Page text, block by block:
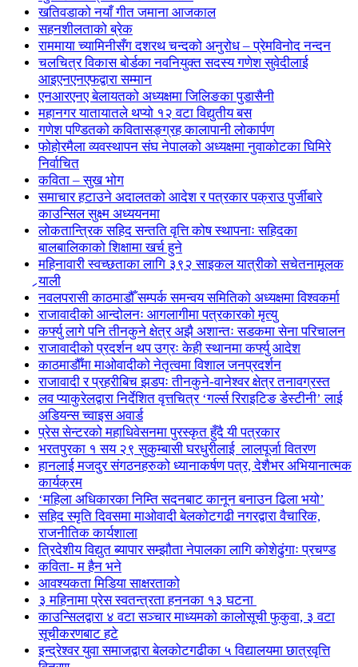
खतिवडाको नयाँ गीत जमाना आजकाल
सहनशीलताको ब्रेक
राममाया च्यामिनीसँग दशरथ चन्दको अनुरोध – प्रेमविनोद नन्दन
चलचित्र विकास बोर्डका नवनियुक्त सदस्य गणेश सुवेदीलाई
आइएनएनएफद्वारा सम्मान
एनआरएनए बेलायतको अध्यक्षमा जिलिङका पुडासैनी
महानगर यातायातले थप्यो १२ वटा विद्युतीय बस
गणेश पण्डितको कवितासङ्ग्रह कालापानी लोकार्पण
फोहोरमैला व्यवस्थापन संघ नेपालको अध्यक्षमा नुवाकोटका घिमिरे
निर्वाचित
कविता – सुख भोग
समाचार हटाउने अदालतको आदेश र पत्रकार पक्राउ पुर्जीबारे
काउन्सिल सुक्ष्म अध्ययनमा
लोकतान्त्रिक सहिद सन्तति वृत्ति कोष स्थापनाः सहिदका
बालबालिकाको शिक्षामा खर्च हुने
महिनावारी स्वच्छताका लागि ३९२ साइकल यात्रीको सचेतनामूलक
र्‍याली
नवलपरासी काठमाडौँ सम्पर्क समन्वय समितिको अध्यक्षमा विश्वकर्मा
राजावादीको आन्दोलनः आगलागीमा पत्रकारको मृत्यु
कर्फ्यु लागे पनि तीनकुने क्षेत्र अझै अशान्तः सडकमा सेना परिचालन
राजावादीको प्रदर्शन थप उग्रः केही स्थानमा कर्फ्यु आदेश
काठमाडौँमा माओवादीको नेतृत्वमा विशाल जनप्रदर्शन
राजावादी र प्रहरीबिच झडपः तीनकुने-वानेश्वर क्षेत्र तनावग्रस्त
लव प्याकुरेलद्वारा निर्देशित वृत्तचित्र ‘गर्ल्स रिराइटिङ डेस्टीनी’ लाई
अडियन्स च्वाइस अवार्ड
प्रेस सेन्टरको महाधिवेसनमा पुरस्कृत हुँदै यी पत्रकार
भरतपुरका १ सय २९ सुकुम्बासी घरधुरीलाई लालपूर्जा वितरण
हानलाई मजदुर संगठनहरुको ध्यानाकर्षण पत्र, देशैभर अभियानात्मक
कार्यक्रम
‘महिला अधिकारका निम्ति सदनबाट कानून बनाउन ढिला भयो’
सहिद स्मृति दिवसमा माओवादी बेलकोटगढी नगरद्वारा वैचारिक,
राजनीतिक कार्यशाला
त्रिदेशीय विद्युत ब्यापार सम्झौता नेपालका लागि कोशेढुंगाः प्रचण्ड
कविता- म हैन भने
आवश्यकता मिडिया साक्षरताको
३ महिनामा प्रेस स्वतन्त्रता हननका १३ घटना
काउन्सिलद्वारा ४ वटा सञ्चार माध्यमको कालोसूची फुकुवा, ३ वटा
सूचीकरणबाट हटे
इन्द्रेश्वर युवा समाजद्वारा बेलकोटगढीका ५ विद्यालयमा छात्रवृत्ति